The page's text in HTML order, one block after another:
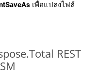
เพื่อแปลงไฟล์
REST